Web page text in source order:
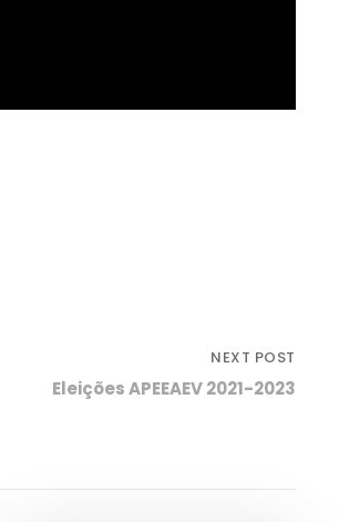
NEXT POST
Eleições APEEAEV 2021-2023
Informações,Notícias,TEAC